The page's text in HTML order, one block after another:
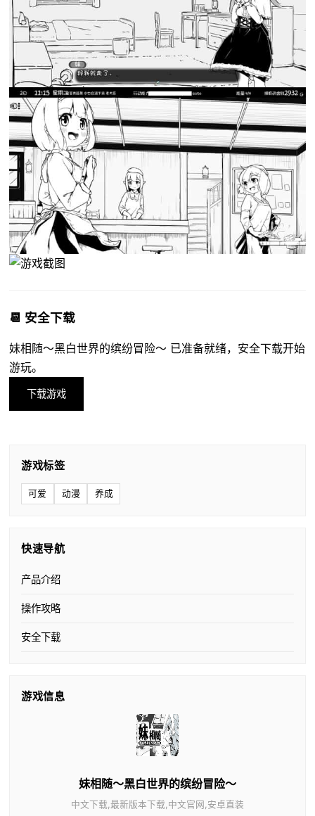
📆 安全下载
妹相随～黑白世界的缤纷冒险～ 已准备就绪，安全下载开始
游玩。
下载游戏
游戏标签
可爱 动漫 养成
快速导航
产品介绍
操作攻略
安全下载
游戏信息
妹相随～黑白世界的缤纷冒险～
中文下载,最新版本下载,中文官网,安卓直装